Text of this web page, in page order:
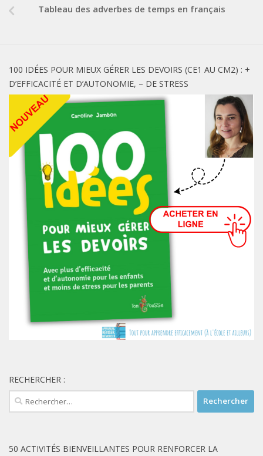
Tableau des adverbes de temps en français
100 IDÉES POUR MIEUX GÉRER LES DEVOIRS (CE1 AU CM2) : +
D’EFFICACITÉ ET D’AUTONOMIE, – DE STRESS
RECHERCHER :
Rechercher :
50 ACTIVITÉS BIENVEILLANTES POUR RENFORCER LA